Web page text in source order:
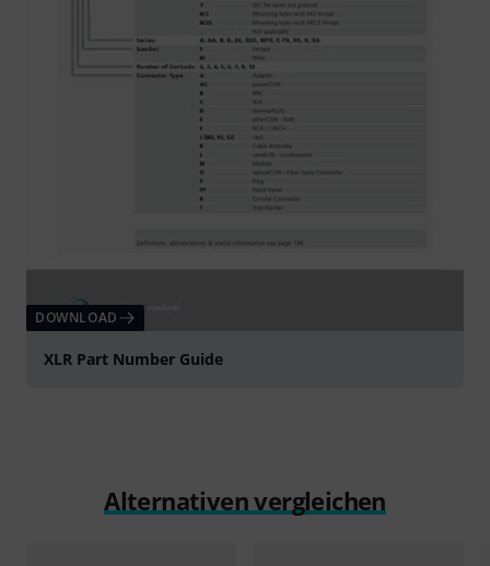
DOWNLOAD
XLR Part Number Guide
Alternativen vergleichen